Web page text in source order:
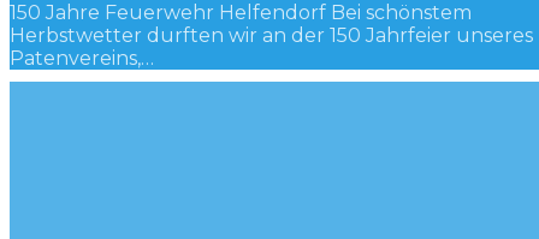
150 Jahre Feuerwehr Helfendorf Bei schönstem
Herbstwetter durften wir an der 150 Jahrfeier unseres
Patenvereins,…